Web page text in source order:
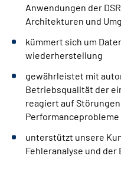
Anwendungen der
Architekturen und
kümmert sich um
wiederherstellung
gewährleistet mit
Betriebsqualität der
reagiert auf
Performanceprobleme
unterstützt unsere
Fehleranalyse und der